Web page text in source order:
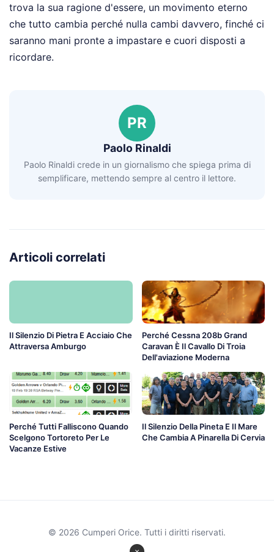
trova la sua ragione d'essere, un movimento eterno
che tutto cambia perché nulla cambi davvero, finché ci
saranno mani pronte a impastare e cuori disposti a
ricordare.
PR
Paolo Rinaldi
Paolo Rinaldi crede in un giornalismo che spiega prima di
semplificare, mettendo sempre al centro il lettore.
Articoli correlati
Il Silenzio Di Pietra E Acciaio Che
Attraversa Amburgo
Perché Cessna 208b Grand
Caravan È Il Cavallo Di Troia
Dell'aviazione Moderna
Perché Tutti Falliscono Quando
Scelgono Tortoreto Per Le
Vacanze Estive
Il Silenzio Della Pineta E Il Mare
Che Cambia A Pinarella Di Cervia
© 2026 Cumperi Orice. Tutti i diritti riservati.